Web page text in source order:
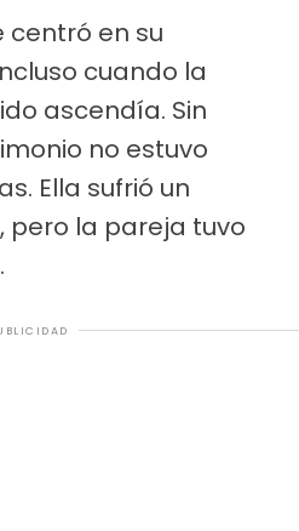
centró en su
cuando la
ascendía. Sin
no estuvo
Ella sufrió un
pero la pareja tuvo